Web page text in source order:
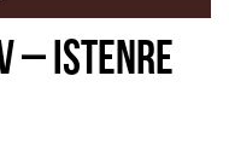
– ISTENRE